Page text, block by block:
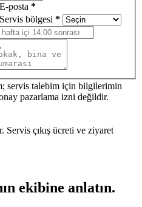
E-posta *
Servis bölgesi *
servis talebim için bilgilerimin
pazarlama izni değildir.
Servis çıkış ücreti ve ziyaret
ekibine anlatın.